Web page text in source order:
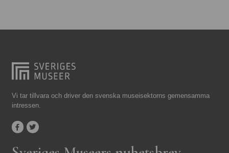
Vi tar tillvara och driver den svenska museisektorns gemensamma
intressen.